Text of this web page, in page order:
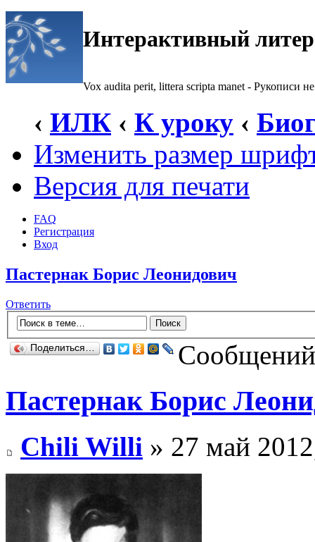
Интерактивный
Vox audita perit, littera scripta manet - Рукописи не
‹ ИЛК ‹ К уроку ‹
Изменить размер
Версия для печати
FAQ
Регистрация
Вход
Пастернак Борис Леонидович
Ответить
Поделиться…
Пастернак Борис
Chili Willi » 27 май